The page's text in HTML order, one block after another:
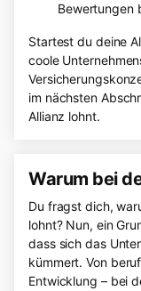
Bewertungen
Startest du deine
coole
im nächsten
Allianz lohnt.
Warum bei
Du fragst dich,
lohnt? Nun, ein
dass sich das
kümmert. Von
Entwicklung – bei